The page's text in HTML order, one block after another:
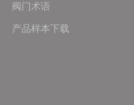
阀门术语
产品样本下载